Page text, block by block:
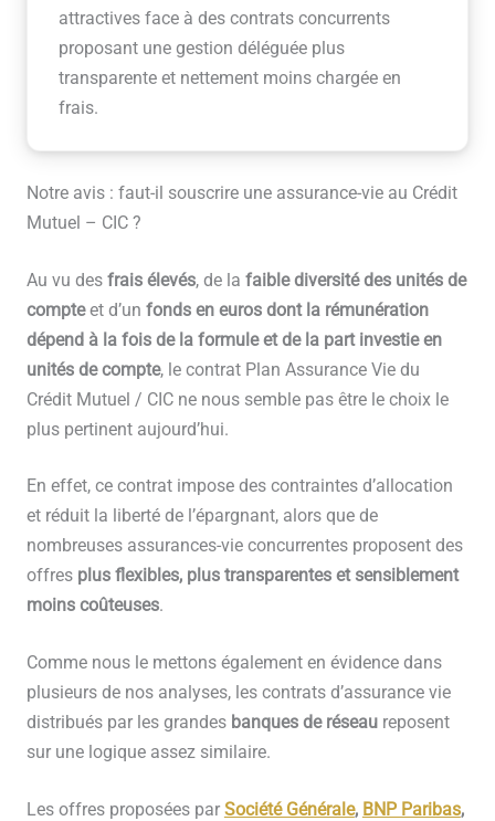
attractives face à des contrats concurrents
proposant une gestion déléguée plus
transparente et nettement moins chargée en
frais.
Notre avis : faut-il souscrire une assurance-vie au Crédit
Mutuel – CIC ?
Au vu des frais élevés, de la faible diversité des unités de
compteet d’un fonds en euros dont la rémunération
dépend à la fois de la formule et de la part investie en
unités de compte, le contrat Plan Assurance Vie du
Crédit Mutuel / CIC ne nous semble pas être le choix le
plus pertinent aujourd’hui.
En effet, ce contrat impose des contraintes d’allocation
et réduit la liberté de l’épargnant, alors que de
nombreuses assurances-vie concurrentes proposent des
offres plus flexibles, plus transparentes et sensiblement
moins coûteuses.
Comme nous le mettons également en évidence dans
plusieurs de nos analyses, les contrats d’assurance vie
distribués par les grandes banques de réseaureposent
sur une logique assez similaire.
Les offres proposées par Société Générale, BNP Paribas,